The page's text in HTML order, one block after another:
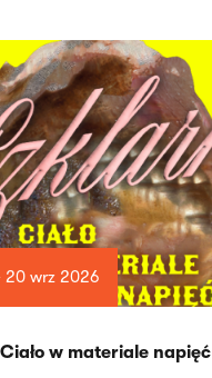
20 wrz 2026
w materiale napięć